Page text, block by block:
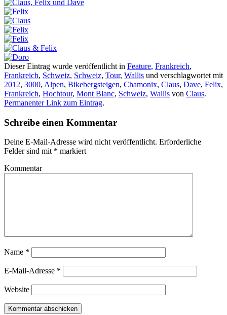
Dieser Eintrag wurde veröffentlicht in Feature, Frankreich,
Frankreich, Schweiz, Schweiz, Tour, Wallis und verschlagwortet mit
2012, 3000, Alpen, Bikebergsteigen, Chamonix, Claus, Dave, Felix,
Frankreich, Hochtour, Mont Blanc, Schweiz, Wallis von Claus.
Permanenter Link zum Eintrag.
Schreibe einen Kommentar
Deine E-Mail-Adresse wird nicht veröffentlicht. Erforderliche
Felder sind mit * markiert
Kommentar
Name *
E-Mail-Adresse *
Website